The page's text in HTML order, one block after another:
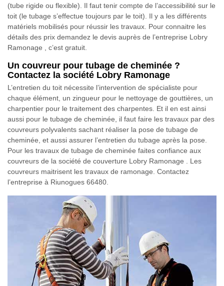
(tube rigide ou flexible). Il faut tenir compte de l’accessibilité sur le
toit (le tubage s’effectue toujours par le toit). Il y a les différents
matériels mobilisés pour réussir les travaux. Pour connaitre les
détails des prix demandez le devis auprès de l’entreprise Lobry
Ramonage , c’est gratuit.
Un couvreur pour tubage de cheminée ?
Contactez la société Lobry Ramonage
L’entretien du toit nécessite l’intervention de spécialiste pour
chaque élément, un zingueur pour le nettoyage de gouttières, un
charpentier pour le traitement des charpentes. Et il en est ainsi
aussi pour le tubage de cheminée, il faut faire les travaux par des
couvreurs polyvalents sachant réaliser la pose de tubage de
cheminée, et aussi assurer l’entretien du tubage après la pose.
Pour les travaux de tubage de cheminée faites confiance aux
couvreurs de la société de couverture Lobry Ramonage . Les
couvreurs maitrisent les travaux de ramonage. Contactez
l’entreprise à Riunogues 66480.